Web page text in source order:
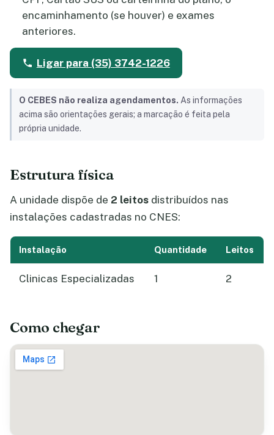
encaminhamento (se houver) e exames
anteriores.
Ligar para (35) 3742-1226
O CEBES não realiza agendamentos. As informações
acima são orientações gerais; a marcação é feita pela
própria unidade.
Estrutura física
A unidade dispõe de 2 leitos distribuídos nas
instalações cadastradas no CNES:
Instalação Quantidade Leitos
Clinicas Especializadas 1 2
Como chegar